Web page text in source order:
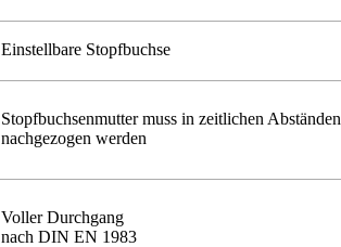
Einstellbare Stopfbuchse
Stopfbuchsenmutter muss in zeitlichen Abständen
nachgezogen werden
Voller Durchgang
nach DIN EN 1983